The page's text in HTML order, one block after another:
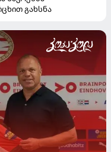
გახსნა